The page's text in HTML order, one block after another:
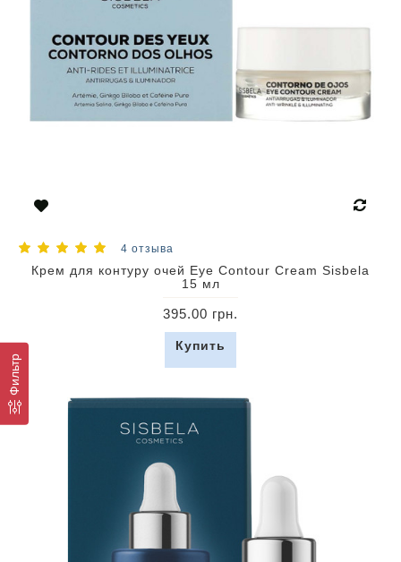
Фильтр
4 отзыва
Крем для контуру очей Eye Contour Cream Sisbela
15 мл
395.00 грн.
Купить